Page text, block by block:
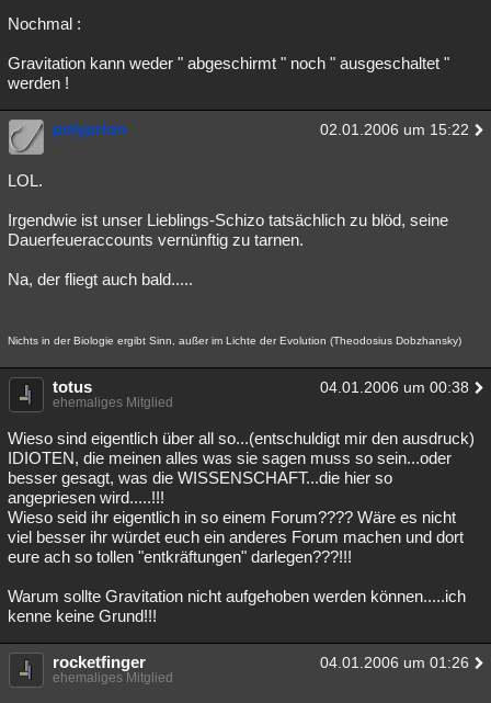
Nochmal :
Gravitation kann weder " abgeschirmt " noch " ausgeschaltet "
werden !
polyprion 02.01.2006 um 15:22
LOL.
Irgendwie ist unser Lieblings-Schizo tatsächlich zu blöd, seine
Dauerfeueraccounts vernünftig zu tarnen.
Na, der fliegt auch bald.....
Nichts in der Biologie ergibt Sinn, außer im Lichte der Evolution (Theodosius Dobzhansky)
totus 04.01.2006 um 00:38
ehemaliges Mitglied
Wieso sind eigentlich über all so...(entschuldigt mir den ausdruck)
IDIOTEN, die meinen alles was sie sagen muss so sein...oder
besser gesagt, was die WISSENSCHAFT...die hier so
angepriesen wird.....!!!
Wieso seid ihr eigentlich in so einem Forum???? Wäre es nicht
viel besser ihr würdet euch ein anderes Forum machen und dort
eure ach so tollen "entkräftungen" darlegen???!!!
Warum sollte Gravitation nicht aufgehoben werden können.....ich
kenne keine Grund!!!
rocketfinger 04.01.2006 um 01:26
ehemaliges Mitglied